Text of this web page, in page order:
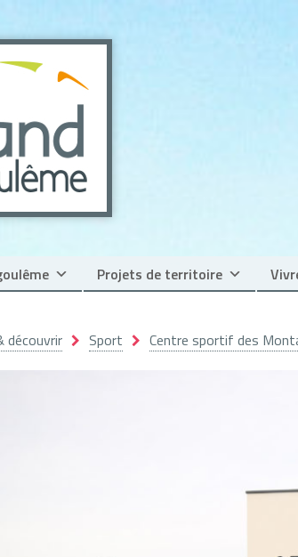
Projets de territoire
découvrir Sport Centre sportif des